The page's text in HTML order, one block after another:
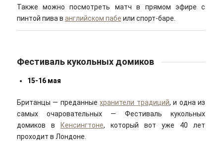
Также можно посмотреть матч в прямом эфире с
пинтой пива в английском пабе или спорт-баре.
Фестиваль кукольных домиков
15-16 мая
Британцы — преданныехранители традиций, и одна из
самых очаровательных — Фестиваль кукольных
домиков в Кенсингтоне, который вот уже 40 лет
проходит в Лондоне.